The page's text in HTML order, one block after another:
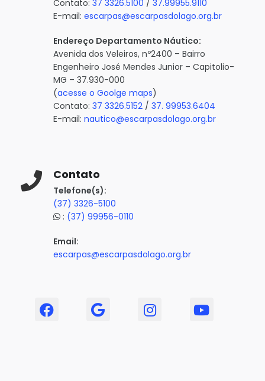
Contato: 37 3326.5100 / 37.99955.9110
E-mail: escarpas@escarpasdolago.org.br
Endereço Departamento Náutico:
Avenida dos Veleiros, nº2400 – Bairro
Engenheiro José Mendes Junior – Capitolio-
MG – 37.930-000
(acesse o Goolge maps)
Contato: 37 3326.5152 / 37. 99953.6404
E-mail: nautico@escarpasdolago.org.br
Contato
Telefone(s):
(37) 3326-5100
: (37) 99956-0110
Email:
escarpas@escarpasdolago.org.br